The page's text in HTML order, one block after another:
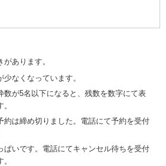
があります。
少なくなっています。
数が5名以下になると、残数を数字にて表
約は締め切りました。電話にて予約を受付
ぱいです。電話にてキャンセル待ちを受付